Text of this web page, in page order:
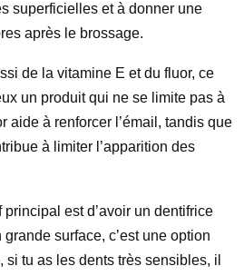
superficielles et à donner une
après le brossage.
de la vitamine E et du fluor, ce
un produit qui ne se limite pas à
aide à renforcer l’émail, tandis que
à limiter l’apparition des
principal est d’avoir un dentifrice
surface, c’est une option
tu as les dents très sensibles, il